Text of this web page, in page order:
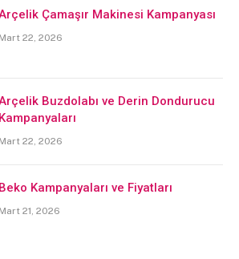
Çamaşır Makinesi Kampanyası
Mart 22, 2026
Buzdolabı ve Derin Dondurucu
Kampanyaları
Mart 22, 2026
Beko Kampanyaları ve Fiyatları
Mart 21, 2026